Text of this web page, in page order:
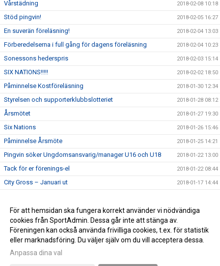
Vårstädning 2018-02-08 10:18
Stöd pingvin! 2018-02-05 16:27
En suverän föreläsning! 2018-02-04 13:03
Förberedelserna i full gång för dagens föreläsning 2018-02-04 10:23
Sonessons hederspris 2018-02-03 15:14
SIX NATIONS!!!!! 2018-02-02 18:50
Påminnelse Kostföreläsning 2018-01-30 12:34
Styrelsen och supporterklubbslotteriet 2018-01-28 08:12
Årsmötet 2018-01-27 19:30
Six Nations 2018-01-26 15:46
Påminnelse Årsmöte 2018-01-25 14:21
Pingvin söker Ungdomsansvarig/manager U16 och U18 2018-01-22 13:00
Tack för er förenings-el 2018-01-22 08:44
City Gross – Januari ut 2018-01-17 14:44
Pingvin söker boende 2018-01-17 14:42
Välkommen till pingvins nya sida 2018-01-07 11:10
För att hemsidan ska fungera korrekt använder vi nödvändiga
cookies från SportAdmin. Dessa går inte att stänga av.
Föreningen kan också använda frivilliga cookies, t.ex. för statistik
eller marknadsföring. Du väljer själv om du vill acceptera dessa.
Anpassa dina val